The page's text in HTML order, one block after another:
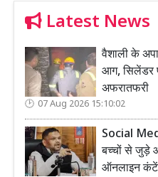
Latest News
वैशाली के
आग, सिलेंडर
अफरातफरी
07 Aug 2026 15:10:02
Social
बच्चों से जुड़े
ऑनलाइन